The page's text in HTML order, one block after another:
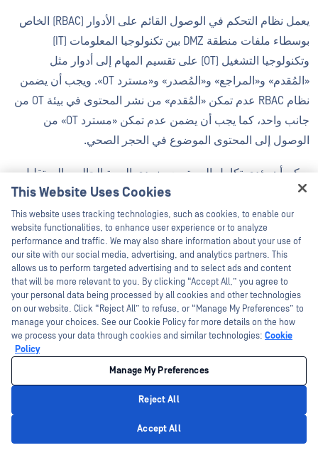
يعمل نظام التحكم في الوصول القائم على الأدوار (RBAC) الخاص
بوسطاء ملفات منطقة DMZ بين تكنولوجيا المعلومات (IT)
وتكنولوجيا التشغيل (OT) على تقسيم المهام إلى أدوار مثل
«المُقدم» و«المراجع» و«المُصدر» و«مسترد OT». ويجب أن يضمن
نظام RBAC عدم تمكن «المُقدم» من نشر المحتوى في بيئة OT من
جانب واحد، كما يجب أن يضمن عدم تمكن «مسترد OT» من
الوصول إلى المحتوى الموضوع في الحجر الصحي.
يمكن أن يؤدي تكامل الهوية مع مزودي الهوية الحاليين إلى تقليل
الأعباء الإدارية، ولكن يجب أن تظل مخاطر الهوية في بيئة OT تحت
السيطرة من خلال تحديد النطاق والتقسيم وتطبيق مبدأ "أدنى
مستوى من الامتيازات". ويجب أن تكون حسابات الخدمة فريدة
لكل مسار عمل لدعم عمليات التدقيق ومنع إعادة استخدام
الامتيازات عبر عمليات النقل غير ذات الصلة.
كيفية استخدام ميزة "الوصول المحدد زمنياً"
للموردين وحالات الطوارئ
يجب أن يعتمد الوصول المحدود المدة للموردين وحالات الطوارئ
على بيانات اعتماد قابلة للانتهاء، وأذونات محدودة المدة، ووصول
ذي نطاق ضيق وفقًا لكل مسار عمل. يقلل الوصول المحدود المدة
من التعرض المستمر للمخاطر، ويوائم فترات الوصول مع جداول
الصيانة وفترات الموافقة على التغييرات.
This Website Uses Cookies
This website uses tracking technologies, such as cookies, to enable our
website functionalities, to enhance user experience or to analyze
performance and traffic. We may also share information about your use of
our site with our social media, advertising, and analytics partners. This
allows us to perform targeted advertising and to select ads and content
that will be more relevant to you. By clicking “Accept All,” you agree to
your personal data being processed by all cookies and other technologies
on our website. Click “Reject All” to refuse, or “Manage My Preferences” to
manage your choices. See our Cookie Policy for more details on the how
we process your data through cookies and similar technologies: Cookie
Policy
Manage My Preferences
Reject All
Accept All
Hey there!
I'm Ozzy, your OPSWAT virtual assistant.
How can I help you secure what's critical
today?